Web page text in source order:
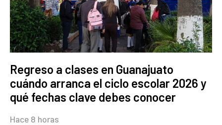
Regreso a clases en Guanajuato
cuándo arranca el ciclo escolar 2026 y
qué fechas clave debes conocer
Hace 8 horas